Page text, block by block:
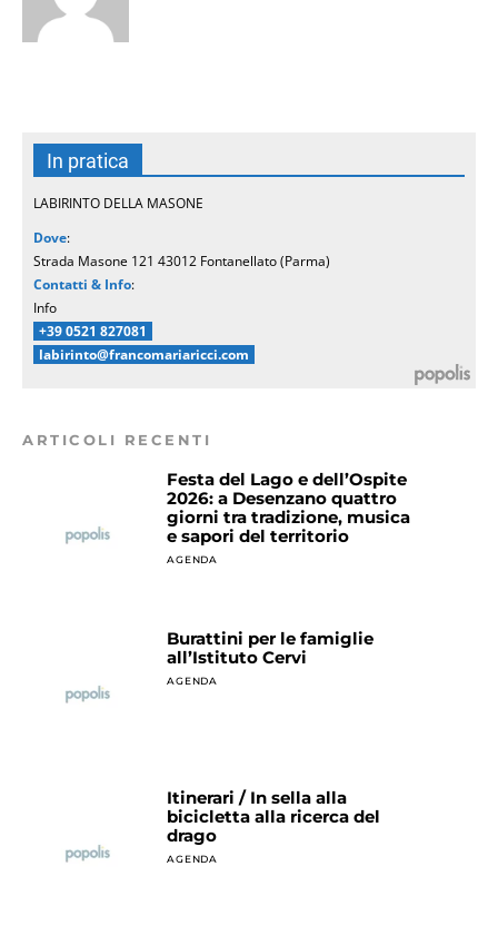
In pratica
LABIRINTO DELLA MASONE
Dove:
Strada Masone 121 43012 Fontanellato (Parma)
Contatti & Info:
Info
+39 0521 827081
labirinto@francomariaricci.com
ARTICOLI RECENTI
Festa del Lago e dell’Ospite
2026: a Desenzano quattro
giorni tra tradizione, musica
e sapori del territorio
AGENDA
Burattini per le famiglie
all’Istituto Cervi
AGENDA
Itinerari / In sella alla
bicicletta alla ricerca del
drago
AGENDA